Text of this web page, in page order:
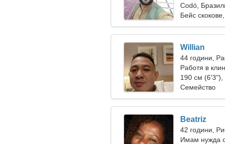
Codó,
Бейс
Willian
44 години,
Работя в
190 см (6'3"),
Семейство
Beatriz
42 години,
Имам нужда